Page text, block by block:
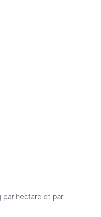
par hectare et par